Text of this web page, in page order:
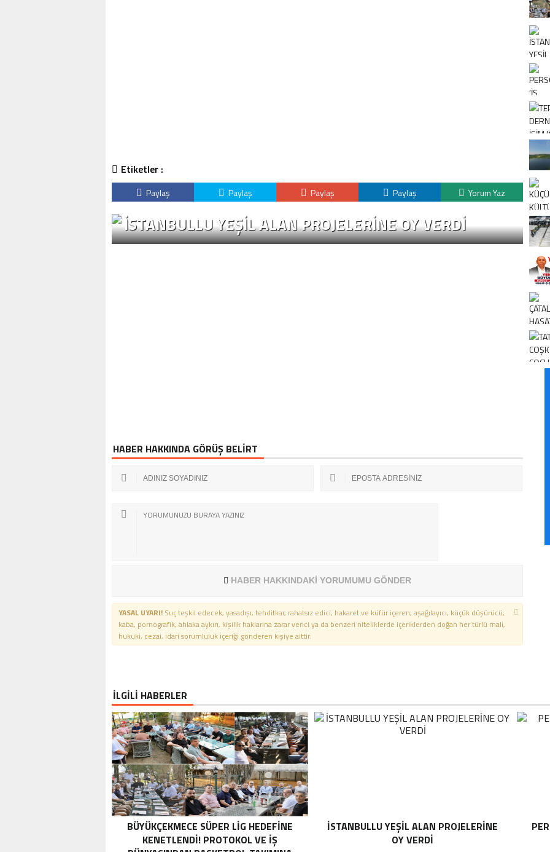
Etiketler :
Paylaş Paylaş Paylaş Paylaş Yorum Yaz
İSTANBULLU YEŞİL ALAN PROJELERİNE OY VERDİ
HABER HAKKINDA GÖRÜŞ BELİRT
HABER HAKKINDAKİ YORUMUMU GÖNDER
YASAL UYARI! Suç teşkil edecek, yasadışı, tehditkar, rahatsız edici, hakaret ve küfür içeren, aşağılayıcı, küçük düşürücü,
kaba, pornografik, ahlaka aykırı, kişilik haklarına zarar verici ya da benzeri niteliklerde içeriklerden doğan her türlü mali,
hukuki, cezai, idari sorumluluk içeriği gönderen kişiye aittir.
İLGİLİ HABERLER
BÜYÜKÇEKMECE SÜPER LİG HEDEFİNE
KENETLENDİ! PROTOKOL VE İŞ
İSTANBULLU YEŞİL ALAN PROJELERİNE
OY VERDİ